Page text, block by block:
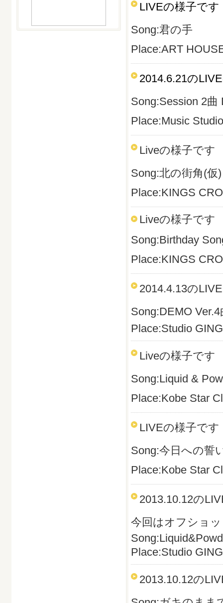
LIVEの様子です
Song:君の手
Place:ART
2014.6.21の
Song:Session 2曲
Place:Music
Liveの様子です
Song:北の街角(仮)
Place:KINGS
Liveの様子です
Song:Birthday
Place:KINGS
2014.4.13の
Song:DEMO Ver.4
Place:Studio
Liveの様子です
Song:Liquid &
Place:Kobe Star
LIVEの様子です
Song:今日への誓
Place:Kobe Star
2013.10.12の
今回はオフショ
Place:Studio
2013.10.12の